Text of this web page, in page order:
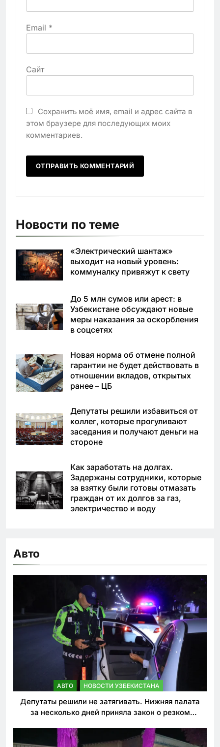
Email *
Сайт
Сохранить моё имя, email и адрес сайта в
этом браузере для последующих моих
комментариев.
Новости по теме
«Электрический шантаж»
выходит на новый уровень:
коммуналку привяжут к свету
До 5 млн сумов или арест: в
Узбекистане обсуждают новые
меры наказания за оскорбления
в соцсетях
Новая норма об отмене полной
гарантии не будет действовать в
отношении вкладов, открытых
ранее – ЦБ
Депутаты решили избавиться от
коллег, которые прогуливают
заседания и получают деньги на
стороне
Как заработать на долгах.
Задержаны сотрудники, которые
за взятку были готовы отмазать
граждан от их долгов за газ,
электричество и воду
Авто
АВТО НОВОСТИ УЗБЕКИСТАНА
Депутаты решили не затягивать. Нижняя палата
за несколько дней приняла закон о резком